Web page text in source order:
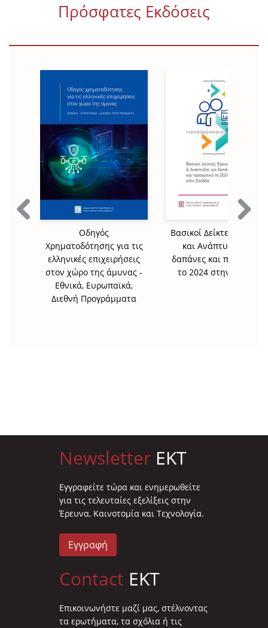
Πρόσφατες Εκδόσεις
Οδηγός
Χρηματοδότησης για τις
ελληνικές επιχειρήσεις
στον χώρο της άμυνας -
Εθνικά, Ευρωπαϊκά,
Διεθνή Προγράμματα
Βασικοί Δείκτες
και Ανάπτυξης για
δαπάνες και προσωπικό
το 2024 στην Ελλάδα
Newsletter EKT
Eγγραφείτε τώρα και ενημερωθείτε
για τις τελευταίες εξελίξεις στην
Έρευνα, Καινοτομία και Τεχνολογία.
Εγγραφή
Contact EKT
Επικοινωνήστε μαζί μας, στέλνοντας
τα ερωτήματα, τα σχόλια ή τις